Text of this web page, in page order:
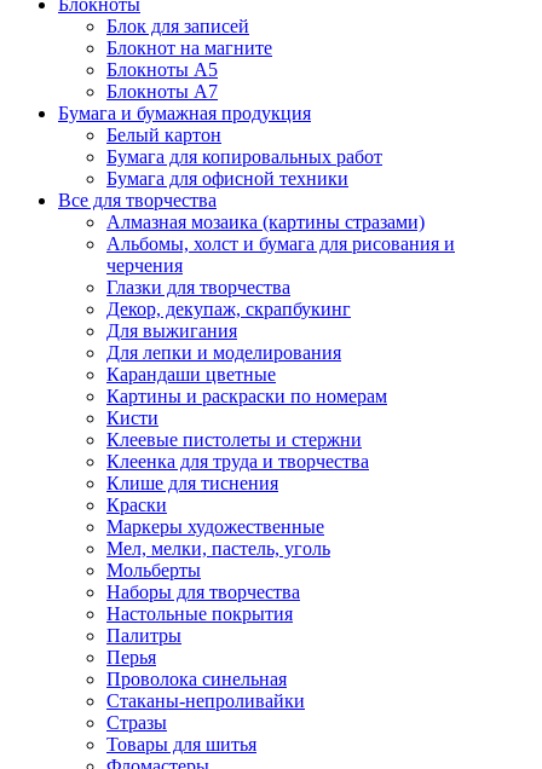
Блокноты
Блок для записей
Блокнот на магните
Блокноты А5
Блокноты А7
Бумага и бумажная продукция
Белый картон
Бумага для копировальных работ
Бумага для офисной техники
Все для творчества
Алмазная мозаика (картины стразами)
Альбомы, холст и бумага для рисования и
черчения
Глазки для творчества
Декор, декупаж, скрапбукинг
Для выжигания
Для лепки и моделирования
Карандаши цветные
Картины и раскраски по номерам
Кисти
Клеевые пистолеты и стержни
Клеенка для труда и творчества
Клише для тиснения
Краски
Маркеры художественные
Мел, мелки, пастель, уголь
Мольберты
Наборы для творчества
Настольные покрытия
Палитры
Перья
Проволока синельная
Стаканы-непроливайки
Стразы
Товары для шитья